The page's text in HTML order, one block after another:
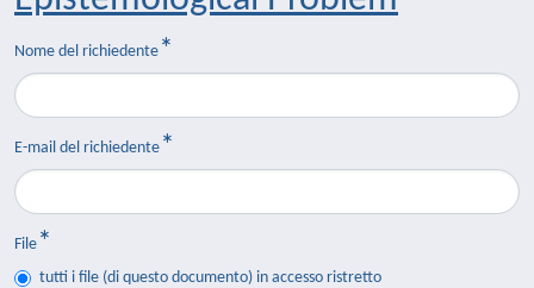
Nome del richiedente
E-mail del richiedente
File
tutti i file (di questo documento) in accesso ristretto